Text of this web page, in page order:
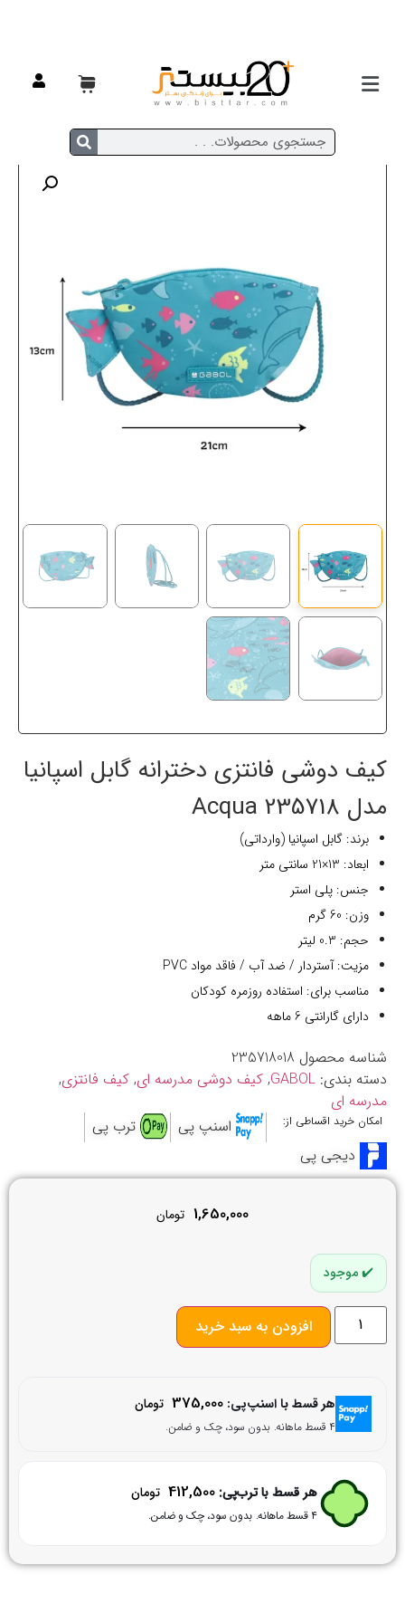
کیف دوشی فانتزی دخترانه گابل اسپانیا
مدل 235718 Acqua
برند: گابل اسپانیا (وارداتی)
ابعاد: 13×21 سانتی متر
جنس: پلی استر
وزن: 60 گرم
حجم: 0.3 لیتر
مزیت: آستردار / ضد آب / فاقد مواد PVC
مناسب برای: استفاده روزمره کودکان
دارای گارانتی 6 ماهه
شناسه محصول 235718018
دسته بندی: GABOL
, کیف دوشی مدرسه ای, کیف فانتزی,
مدرسه ای
امکان خرید اقساطی از: اسنپ پی
ترب پی
دیجی پی
1,650,000 تومان
موجود
افزودن به سبد خرید
هر قسط با اسنپ‌پی: 375,000 تومان
۴ قسط ماهانه. بدون سود، چک و ضامن.
هر قسط با ترب‌پی: 412,500 تومان
۴ قسط ماهانه. بدون سود، چک و ضامن.